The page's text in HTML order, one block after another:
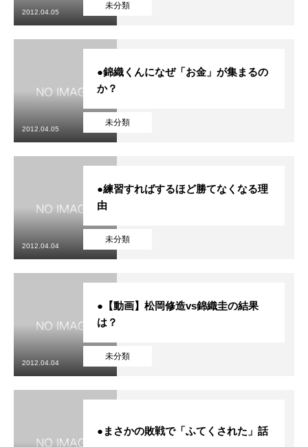
未分類
2012.04.05
未分類
●錦織くんになぜ「お金」が集まるの
か？
2012.04.05
未分類
●練習すればするほど勝てなくなる理
由
2012.04.04
未分類
●【動画】松岡修造vs錦織圭の結果
は？
2012.04.04
●まさかの敗戦で「ふてくされた」話